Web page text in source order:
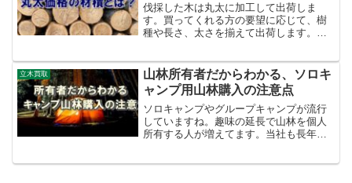
伐採した木は丸太に加工して出荷しま
す。買ってくれる方の要望に応じて、樹
種や長さ、太さを揃えて出荷します。生
ダーに応じて、サイズや数量を整えてト
ラックに積み込みします。値...
立木買取
山林所有者だからわかる、ソロキ
ャンプ用山林購入の注意点
ソロキャンプやグループキャンプが流行
していますね。趣味の延長で山林を個人
所有する人が増えてます。当社も長年、